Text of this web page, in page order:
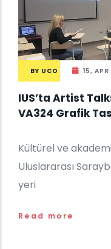
BY UCO 15,
IUS’ta Artist
VA324 Grafik
Kültürel ve
Uluslararası
yeri
Read more